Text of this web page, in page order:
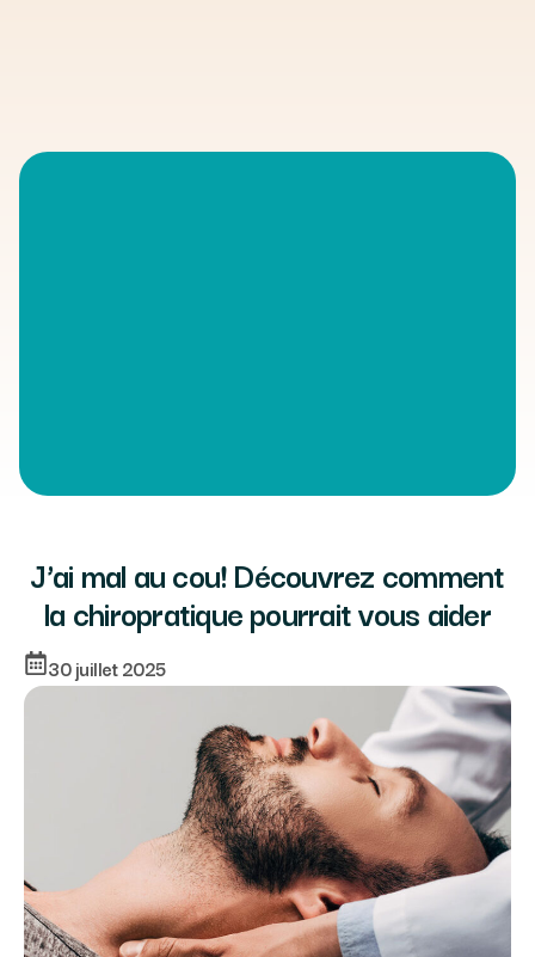
J’ai mal au cou! Découvrez comment
la chiropratique pourrait vous aider
30 juillet 2025